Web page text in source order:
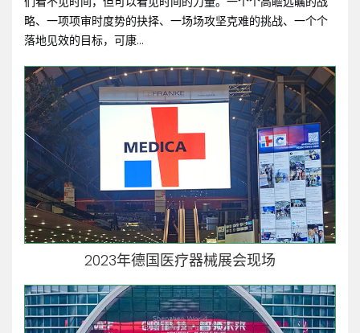
略、一项项审时度势的抉择、一场场攻坚克难的挑战、一个个
落地见效的目标，可康...
2023年德国医疗器械展会现场